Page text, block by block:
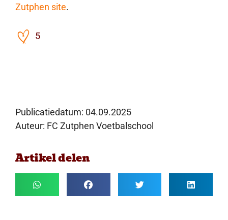
Zutphen site.
5
Publicatiedatum: 04.09.2025
Auteur: FC Zutphen Voetbalschool
Artikel delen